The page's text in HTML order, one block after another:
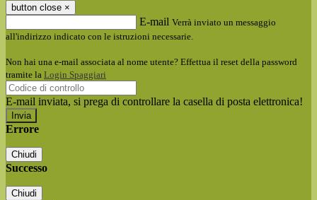
button close ×
E-mail Verrà inviato un messaggio
all'indirizzo indicato con le istruzioni necessarie.
Non hai una e-mail associata al nome utente? Effettua il reset della password
tramite la Login Spaggiari
E-mail inviata, si prega di controllare la casella di posta elettronica!
Errore
Chiudi
Successo
Chiudi